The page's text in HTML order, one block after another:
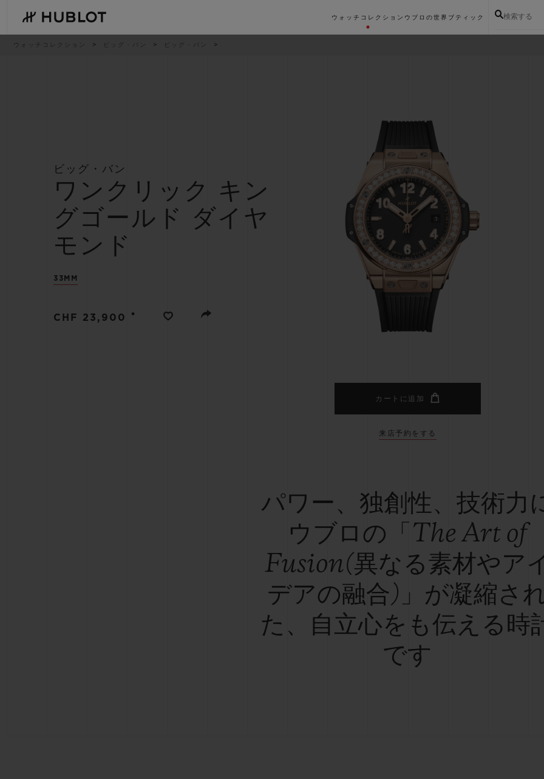
main
content
ウォッチコレクション ウブロの世界 ブティック 検索する
パ
ウォッチコレクション ビッグ・バン ビッグ・バン
ビッグ・バン
ワンクリック キン
グゴールド ダイヤ
モンド
33MM
CHF 23,900 •
カートに追加
来店予約をする
パワー、独創性、技術力
ウブロの「The Art of
Fusion(異なる素材やア
デアの融合)」が凝縮さ
た、自立心をも伝える時
です
スピリット オブ ビッグ・バン
エッセンシャル トープ
オンライン限定
配送日数 送料＆返品無料